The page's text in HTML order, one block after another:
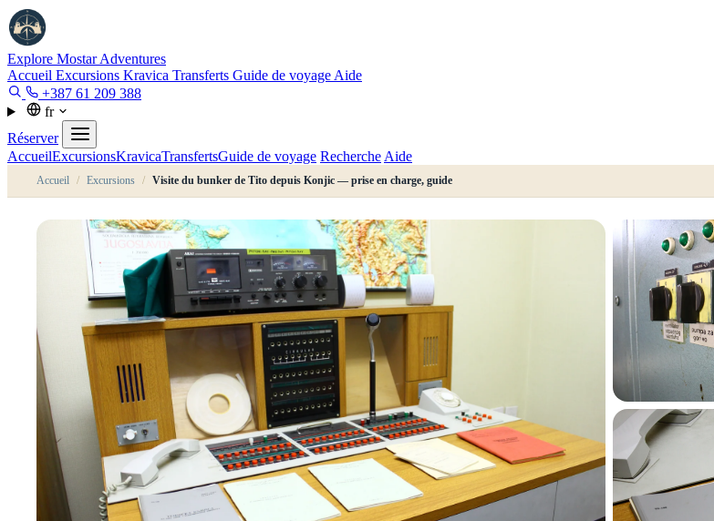
Explore MostarAdventures
Accueil Excursions Kravica Transferts Guide de voyage Aide
+387 61 209 388
fr
Réserver
AccueilExcursionsKravicaTransfertsGuide de voyage Recherche Aide
Accueil / Excursions / Visite du bunker de Tito depuis Konjic — prise en charge, guide